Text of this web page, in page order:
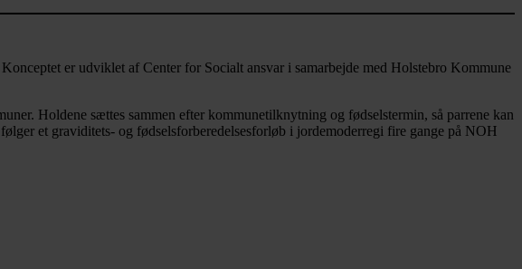
er udviklet af Center for Socialt ansvar i samarbejde med Holstebro Kommune
Holdene sættes sammen efter kommunetilknytning og fødselstermin, så parrene kan
et graviditets- og fødselsforberedelsesforløb i jordemoderregi fire gange på NOH